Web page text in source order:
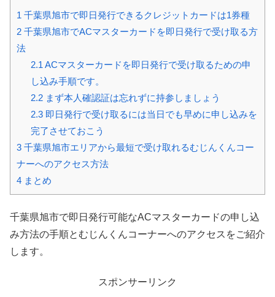
1 千葉県旭市で即日発行できるクレジットカードは1券種
2 千葉県旭市でACマスターカードを即日発行で受け取る方
法
2.1 ACマスターカードを即日発行で受け取るための申
し込み手順です。
2.2まず本人確認証は忘れずに持参しましょう
2.3即日発行で受け取るには当日でも早めに申し込みを
完了させておこう
3 千葉県旭市エリアから最短で受け取れるむじんくんコー
ナーへのアクセス方法
4 まとめ
千葉県旭市で即日発行可能なACマスターカードの申し込
み方法の手順とむじんくんコーナーへのアクセスをご紹介
します。
スポンサーリンク